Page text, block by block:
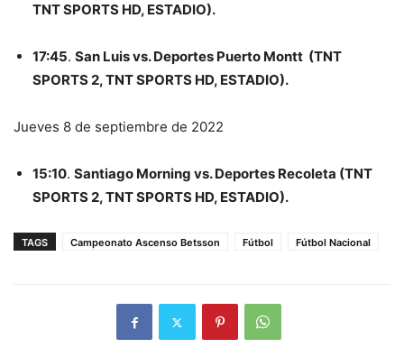
TNT SPORTS HD, ESTADIO).
17:45. San Luis vs. Deportes Puerto Montt (TNT
SPORTS 2, TNT SPORTS HD, ESTADIO).
Jueves 8 de septiembre de 2022
15:10. Santiago Morning vs. Deportes Recoleta (TNT
SPORTS 2, TNT SPORTS HD, ESTADIO).
TAGS Campeonato Ascenso Betsson Fútbol Fútbol Nacional